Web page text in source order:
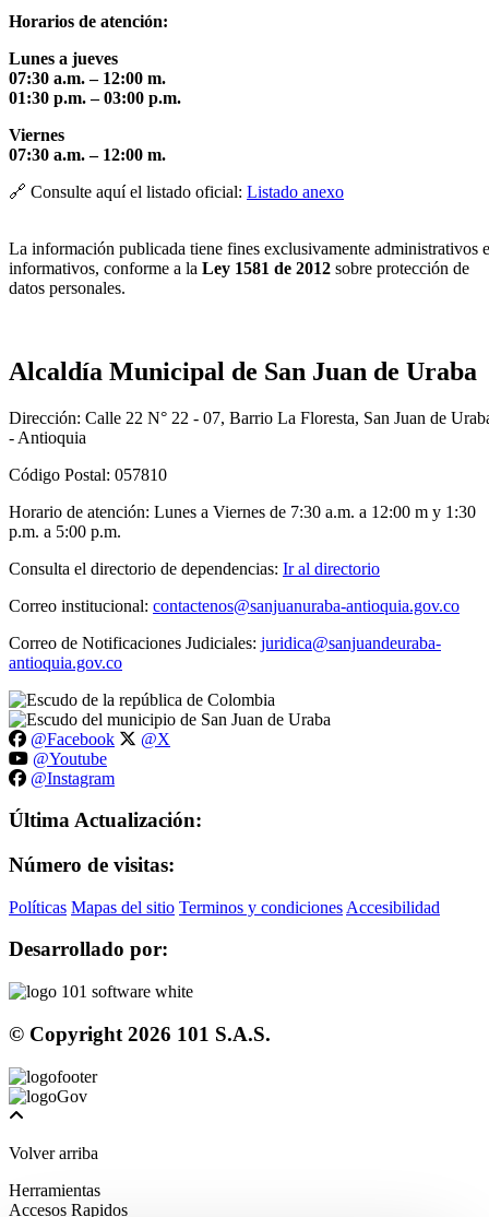
Horarios de atención:
Lunes a jueves
07:30 a.m. – 12:00 m.
01:30 p.m. – 03:00 p.m.
Viernes
07:30 a.m. – 12:00 m.
🔗 Consulte aquí el listado oficial: Listado anexo
La información publicada tiene fines exclusivamente administrativos e
informativos, conforme a la Ley 1581 de 2012 sobre protección de
datos personales.
Alcaldía Municipal de San Juan de Uraba
Dirección: Calle 22 N° 22 - 07, Barrio La Floresta, San Juan de
- Antioquia
Código Postal: 057810
Horario de atención: Lunes a Viernes de 7:30 a.m. a 12:00 m y 1:30
p.m. a 5:00 p.m.
Consulta el directorio de dependencias: Ir al directorio
Correo institucional: contactenos@sanjuanuraba-antioquia.gov.co
Correo de Notificaciones Judiciales: juridica@sanjuandeuraba-
antioquia.gov.co
@Facebook
@X
@Youtube
@Instagram
Última Actualización:
Número de visitas:
Políticas Mapas del sitio Terminos y condiciones Accesibilidad
Desarrollado por:
© Copyright 2026 101 S.A.S.
Volver arriba
Herramientas
Accesos Rapidos